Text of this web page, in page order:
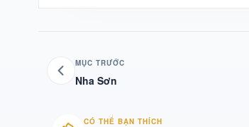
MỤC TRƯỚC
Nha Sơn
CÓ THỂ BẠN THÍCH